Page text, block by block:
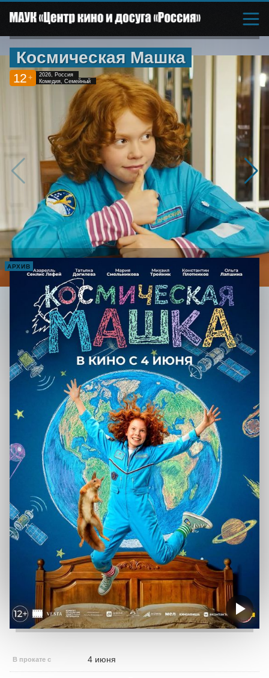
Космическая Машка
12 +
2026, Россия
Комедия, Семейный
АРХИВ
В прокате с 4 июня